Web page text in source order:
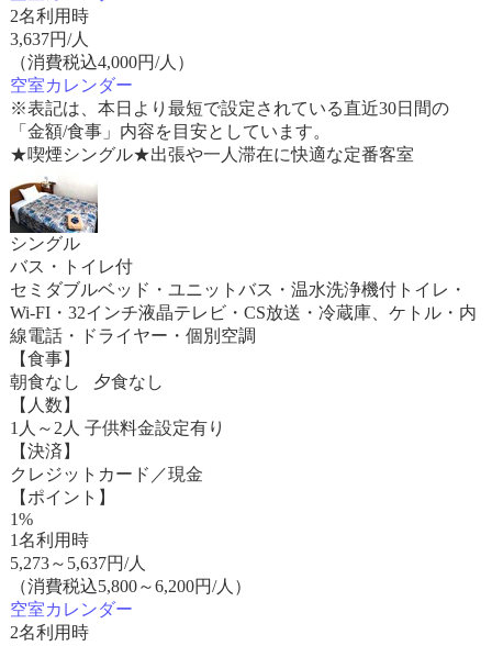
2名利用時
3,637円/人
（消費税込4,000円/人）
空室カレンダー
※表記は、本日より最短で設定されている直近30日間の
「金額/食事」内容を目安としています。
★喫煙シングル★出張や一人滞在に快適な定番客室
シングル
バス・トイレ付
セミダブルベッド・ユニットバス・温水洗浄機付トイレ・
Wi-FI・32インチ液晶テレビ・CS放送・冷蔵庫、ケトル・内
線電話・ドライヤー・個別空調
【食事】
朝食なし 夕食なし
【人数】
1人～2人 子供料金設定有り
【決済】
クレジットカード／現金
【ポイント】
1%
1名利用時
5,273～ 5,637円/人
（消費税込5,800～6,200円/人）
空室カレンダー
2名利用時